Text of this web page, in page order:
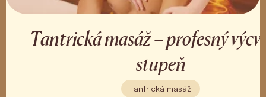
Tantrická masáž – profesný
stupeň
Tantrická masáž